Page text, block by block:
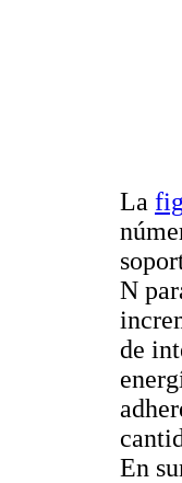
La
N
de
En